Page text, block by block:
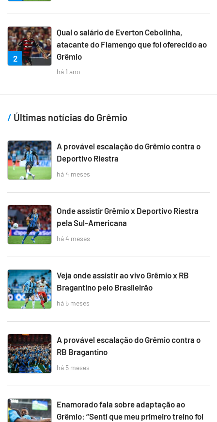
2
Qual o salário de Everton Cebolinha,
atacante do Flamengo que foi oferecido ao
Grêmio
há 1 ano
Últimas notícias do Grêmio
A provável escalação do Grêmio contra o
Deportivo Riestra
há 4 meses
Onde assistir Grêmio x Deportivo Riestra
pela Sul-Americana
há 4 meses
Veja onde assistir ao vivo Grêmio x RB
Bragantino pelo Brasileirão
há 5 meses
A provável escalação do Grêmio contra o
RB Bragantino
há 5 meses
Enamorado fala sobre adaptação ao
Grêmio: “Senti que meu primeiro treino foi